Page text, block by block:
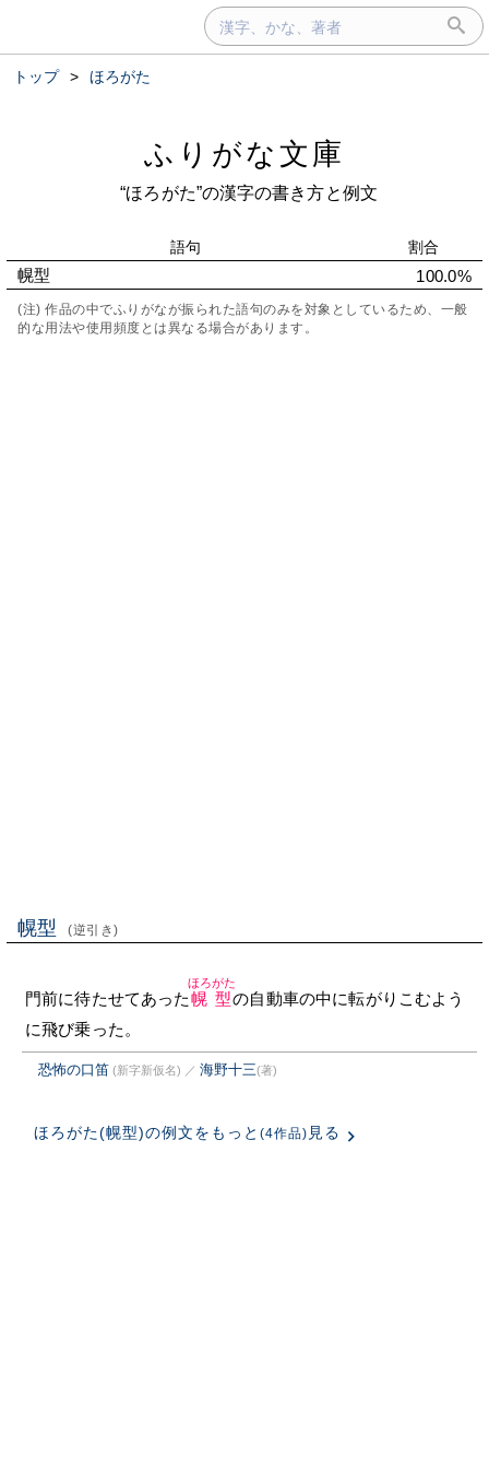
トップ > ほろがた
ふりがな文庫
“ほろがた”の漢字の書き方と例文
語句 割合
幌型 100.0%
(注) 作品の中でふりがなが振られた語句のみを対象としているため、一般
的な用法や使用頻度とは異なる場合があります。
幌型 (逆引き)
門前に待たせてあった幌型
ほろがた
の自動車の中に転がりこむよう
に飛び乗った。
恐怖の口笛 (新字新仮名) ／ 海野十三(著)
ほろがた(幌型)の例文をもっと (4作品) 見る